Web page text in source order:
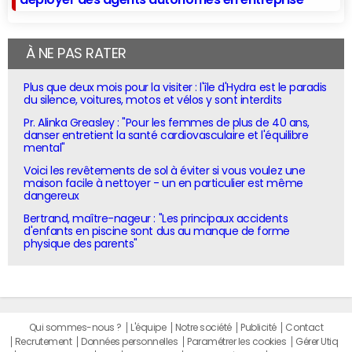
À NE PAS RATER
Plus que deux mois pour la visiter : l'île d'Hydra est le paradis
du silence, voitures, motos et vélos y sont interdits
Pr. Alinka Greasley : "Pour les femmes de plus de 40 ans,
danser entretient la santé cardiovasculaire et l'équilibre
mental"
Voici les revêtements de sol à éviter si vous voulez une
maison facile à nettoyer - un en particulier est même
dangereux
Bertrand, maître-nageur : "Les principaux accidents
d'enfants en piscine sont dus au manque de forme
physique des parents"
Qui sommes-nous ? L'équipe Notre société Publicité
Contact
Recrutement
Données personnelles Paramétrer les cookies
Gérer Utiq